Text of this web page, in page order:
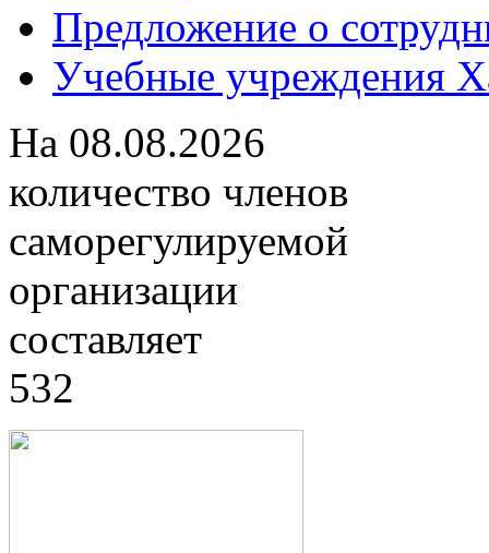
Предложение о
Учебные учреждения
На 08.08.2026
количество членов
саморегулируемой
организации
составляет
532